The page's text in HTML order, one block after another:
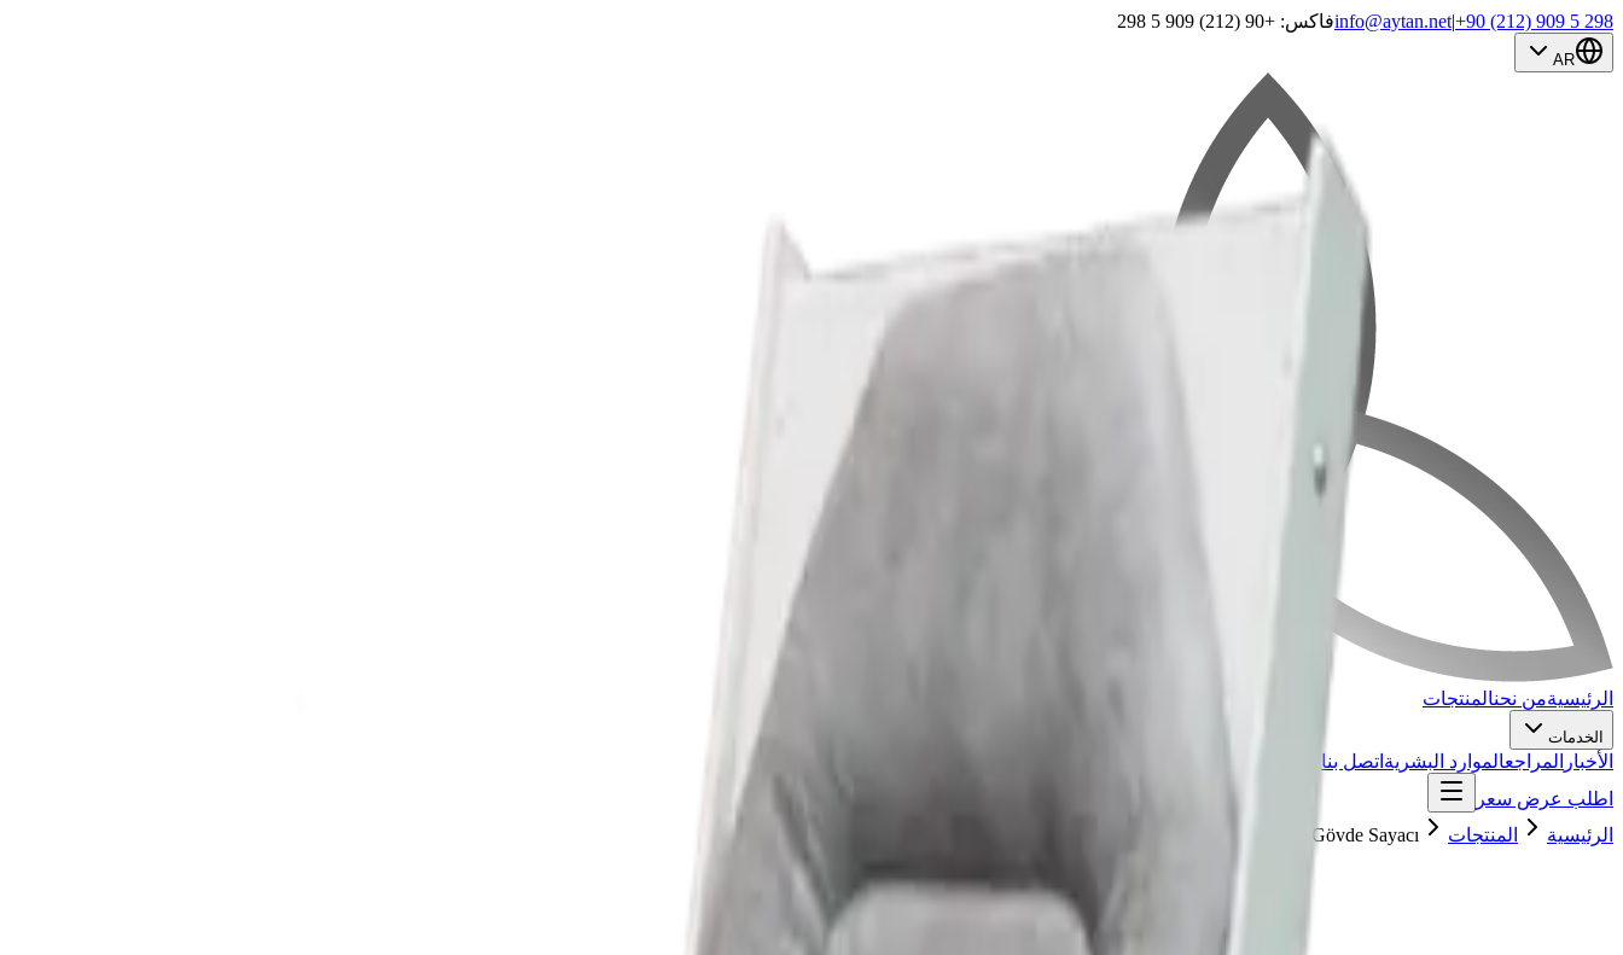
info@aytan.net|+90 (212) 909 5 298 فاكس: +90 (212) 909 5 298
AR
الرئيسيةمن نحنالمنتجات
الخدمات
الأخبار المراجعالموارد البشرية اتصل بنا
اطلب عرض سعر
الرئيسية
المنتجات AT1322 ve AT1322/1 Tüm Gövde Sayacı